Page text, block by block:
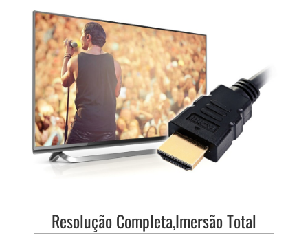
Resolução Completa,Imersão Total